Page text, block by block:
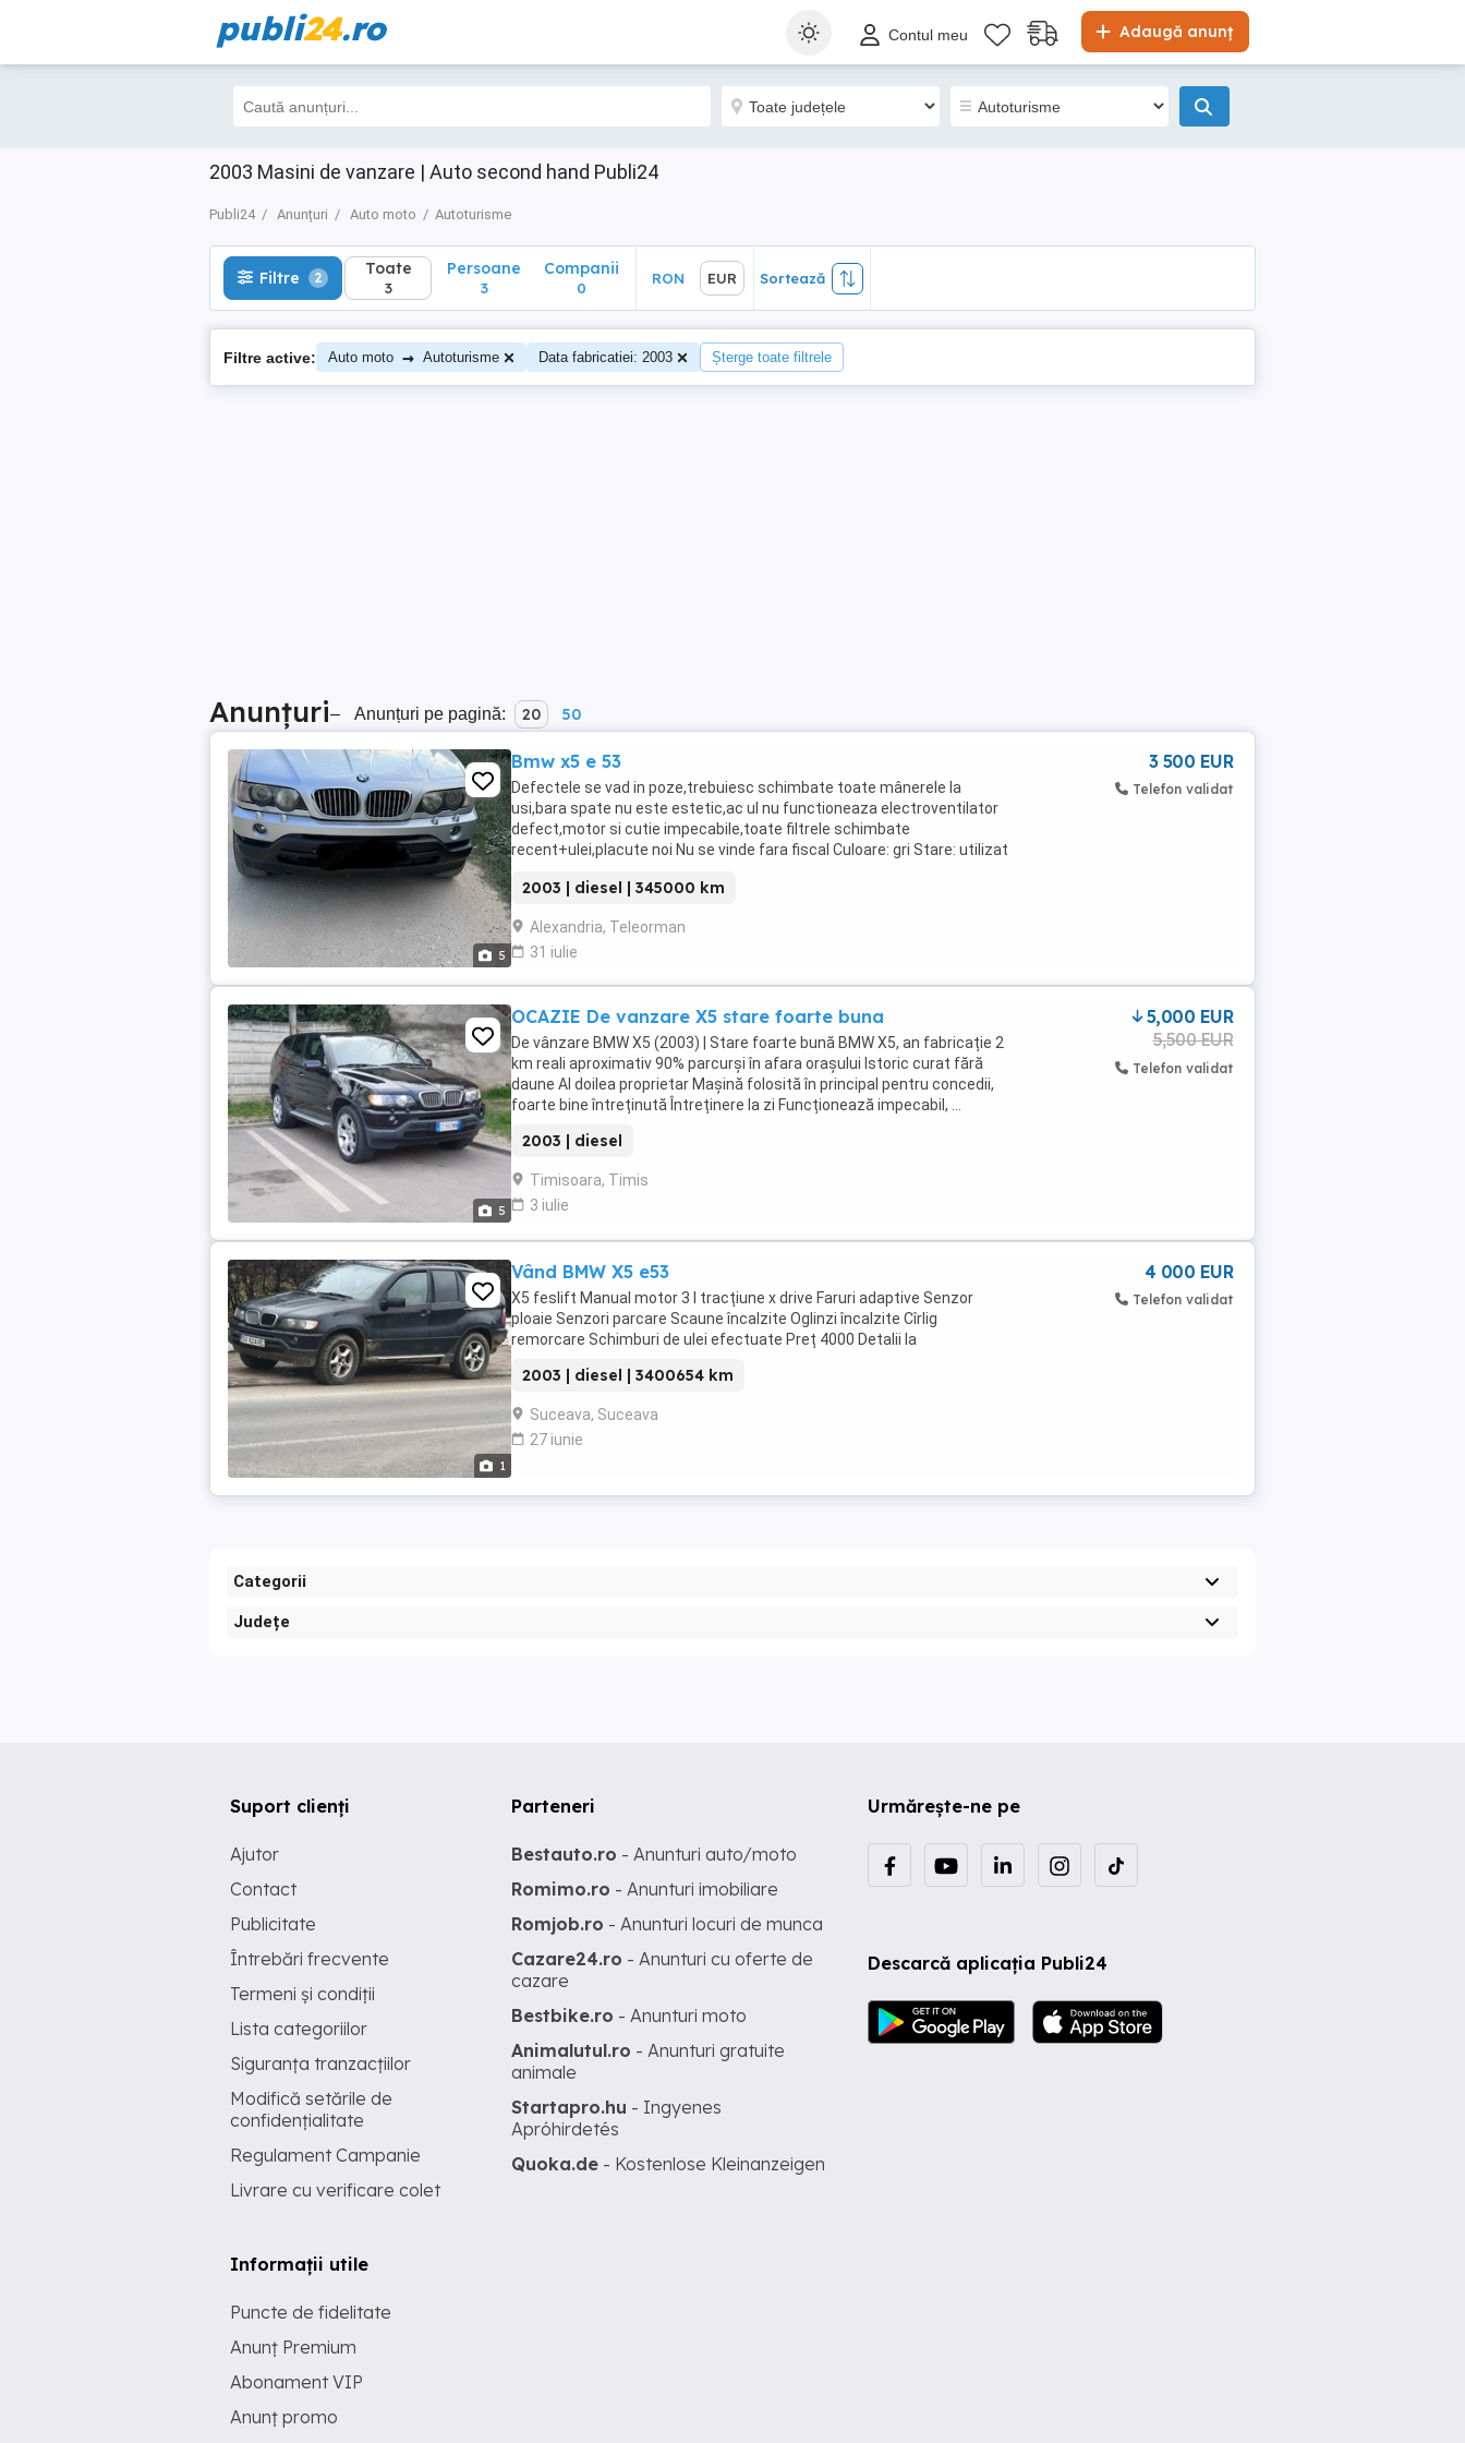
publi24.ro Adaugă anunț
Contul meu
2003 Masini de vanzare | Auto second hand Publi24
Publi24 Anunțuri Auto moto Autoturisme
Filtre 2 Toate
3
Sortează
Filtre 2 Toate
3
Persoane
3
Companii
0
RON EUR Sortează
Filtre active: Auto moto → Autoturisme Data fabricatiei: 2003 Șterge toate filtrele
Anunțuri– Anunțuri pe pagină: 20 50
5
Bmw x5 e 53
Defectele se vad in poze,trebuiesc schimbate toate mânerele la
usi,bara spate nu este estetic,ac ul nu functioneaza electroventilator
defect,motor si cutie impecabile,toate filtrele schimbate
recent+ulei,placute noi Nu se vinde fara fiscal Culoare: gri Stare: utilizat
2003 | diesel | 345000 km
Alexandria, Teleorman
31 iulie
3 500 EUR
Telefon validat
5
OCAZIE De vanzare X5 stare foarte buna
De vânzare BMW X5 (2003) | Stare foarte bună BMW X5, an fabricație 2
km reali aproximativ 90% parcurși în afara orașului Istoric curat fără
daune Al doilea proprietar Mașină folosită în principal pentru concedii,
foarte bine întreținută Întreținere la zi Funcționează impecabil, ...
2003 | diesel
Timisoara, Timis
3 iulie
5,000 EUR
5,500 EUR
Telefon validat
1
Vând BMW X5 e53
X5 feslift Manual motor 3 l tracțiune x drive Faruri adaptive Senzor
ploaie Senzori parcare Scaune încalzite Oglinzi încalzite Cîrlig
remorcare Schimburi de ulei efectuate Preț 4000 Detalii la
2003 | diesel | 3400654 km
Suceava, Suceava
27 iunie
4 000 EUR
Telefon validat
Categorii
Județe
Urmărește-ne pe
Descarcă aplicația Publi24
Suport clienți
Ajutor
Contact
Publicitate
Întrebări frecvente
Termeni și condiții
Lista categoriilor
Siguranța tranzacțiilor
Modifică setările de
confidențialitate
Regulament Campanie
Livrare cu verificare colet
Informații utile
Puncte de fidelitate
Anunț Premium
Abonament VIP
Anunț promo
Parteneri
Bestauto.ro - Anunturi auto/moto
Romimo.ro - Anunturi imobiliare
Romjob.ro - Anunturi locuri de munca
Cazare24.ro - Anunturi cu oferte de
cazare
Bestbike.ro - Anunturi moto
Animalutul.ro - Anunturi gratuite
animale
Startapro.hu - Ingyenes
Apróhirdetés
Quoka.de - Kostenlose Kleinanzeigen